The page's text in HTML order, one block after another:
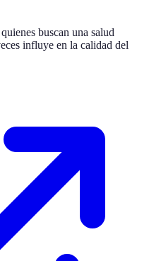
buscan una salud
influye en la calidad del